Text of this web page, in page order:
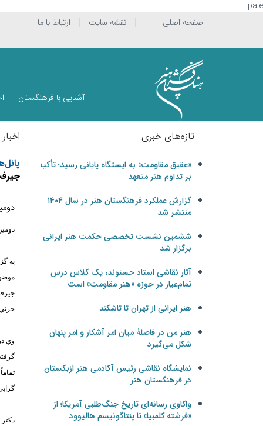
pale
ارتباط با ما نقشه سایت صفحه اصلی
آشنایی با فرهنگستان
به
وي
تازه‌های خبری
«عقیق مقاومت» به ایستگاه پایانی رسید؛ تأکید
بر تداوم هنر متعهد
گزارش عملکرد فرهنگستان هنر در سال ۱۴۰۴
منتشر شد
ششمین نشست تخصصی حکمت هنر ایرانی
برگزار شد
آثار نقاشی استاد حسنوند، یک کلاس درس
تمام‌عیار در حوزه «هنر مقاومت» است
هنر ایرانی از تهران تا تاشکند
هنر من در فاصلۀ میان امر آشکار و امر پنهان
شکل می‌گیرد
نمایشگاه نقاشی رئیس آکادمی هنر ازبکستان
در فرهنگستان هنر
واکاوی رسانه‌ای تاریخ جنگ‌طلبی آمریکا؛ از
«فرشته کلمبیا» تا پنتاگونیسم هالیوود